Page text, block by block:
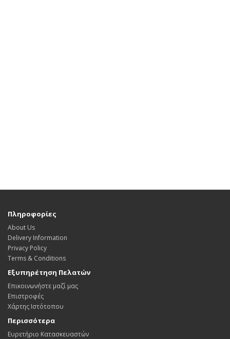
Πληροφορίες
About Us
Delivery Information
Privacy Policy
Terms & Conditions
Εξυπηρέτηση Πελατών
Επικοινωνήστε μαζί μας
Επιστροφές
Χάρτης Ιστότοπου
Περισσότερα
Ευρετήριο Κατασκευαστών